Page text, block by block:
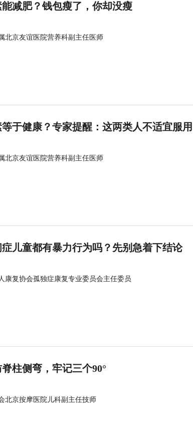
能减肥？钱包瘦了，你却没瘦
北京友谊医院营养科副主任医师
等于健康？专家提醒：这两类人不适宜服用
北京友谊医院营养科副主任医师
症儿童都有暴力行为吗？先别急着下结论
康复协会孤独症康复专业委员会主任委员
柱侧弯，牢记三个90°
北京按摩医院儿科副主任技师